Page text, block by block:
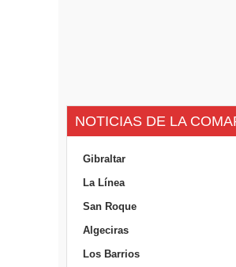
NOTICIAS DE LA
Gibraltar
La Línea
San Roque
Algeciras
Los Barrios